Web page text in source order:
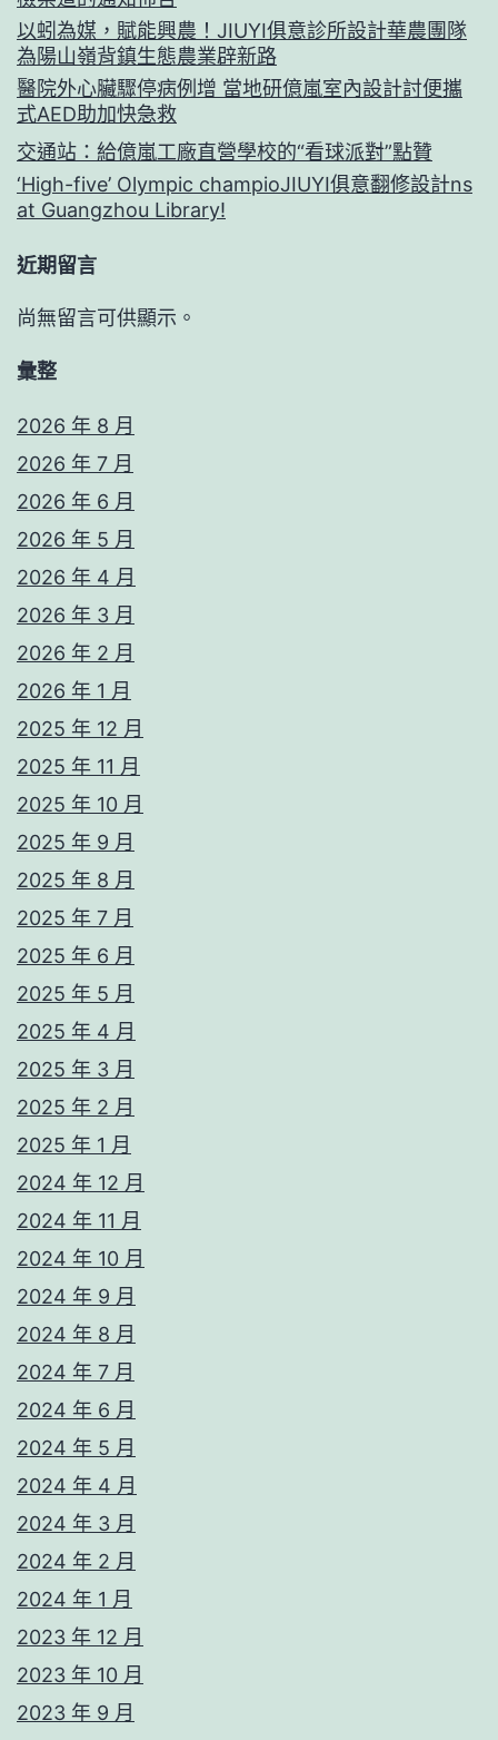
以蚓為媒，賦能興農！JIUYI俱意診所設計華農團隊
為陽山嶺背鎮生態農業辟新路
醫院外心臟驟停病例增 當地研億嵐室內設計討便攜
式AED助加快急救
交通站：給億嵐工廠直營學校的“看球派對”點贊
‘High-five’ Olympic champioJIUYI俱意翻修設計ns
at Guangzhou Library!
近期留言
尚無留言可供顯示。
彙整
2026 年 8 月
2026 年 7 月
2026 年 6 月
2026 年 5 月
2026 年 4 月
2026 年 3 月
2026 年 2 月
2026 年 1 月
2025 年 12 月
2025 年 11 月
2025 年 10 月
2025 年 9 月
2025 年 8 月
2025 年 7 月
2025 年 6 月
2025 年 5 月
2025 年 4 月
2025 年 3 月
2025 年 2 月
2025 年 1 月
2024 年 12 月
2024 年 11 月
2024 年 10 月
2024 年 9 月
2024 年 8 月
2024 年 7 月
2024 年 6 月
2024 年 5 月
2024 年 4 月
2024 年 3 月
2024 年 2 月
2024 年 1 月
2023 年 12 月
2023 年 10 月
2023 年 9 月